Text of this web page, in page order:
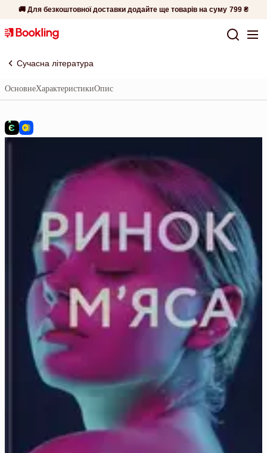
🚚 Для безкоштовної доставки додайте ще товарів на суму 799 ₴
Сучасна література
ОсновнеХарактеристикиОпис